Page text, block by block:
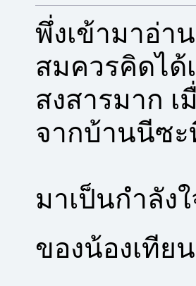
พึ่งเข้ามาอ่า
สมควรคิดได้
สงสารมาก
จากบ้านนีซ
มาเป็นกำลัง
ของน้องเที